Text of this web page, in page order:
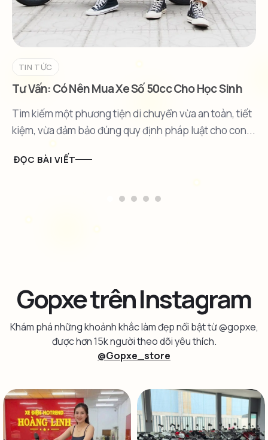
TIN TỨC
Tư Vấn: Có Nên Mua Xe Số 50cc Cho Học Sinh
Tìm kiếm một phương tiện di chuyển vừa an toàn, tiết
kiệm, vừa đảm bảo đúng quy định pháp luật cho con...
ĐỌC BÀI VIẾT
Gopxe trên Instagram
Khám phá những khoảnh khắc làm đẹp nổi bật từ @gopxe,
được hơn 15k người theo dõi yêu thích.
@Gopxe_store